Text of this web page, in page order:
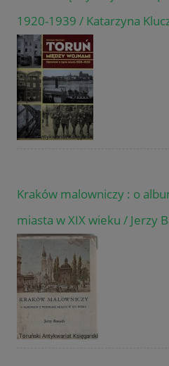
1920-1939 / Katarzyna
Kraków malowniczy : o
miasta w XIX wieku / Jerzy